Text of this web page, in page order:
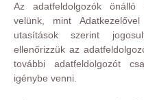
Az adatfeldolgozók
velünk, mint
utasítások szerint
ellenőrizzük az
további adatfeldolgozót
igénybe venni.